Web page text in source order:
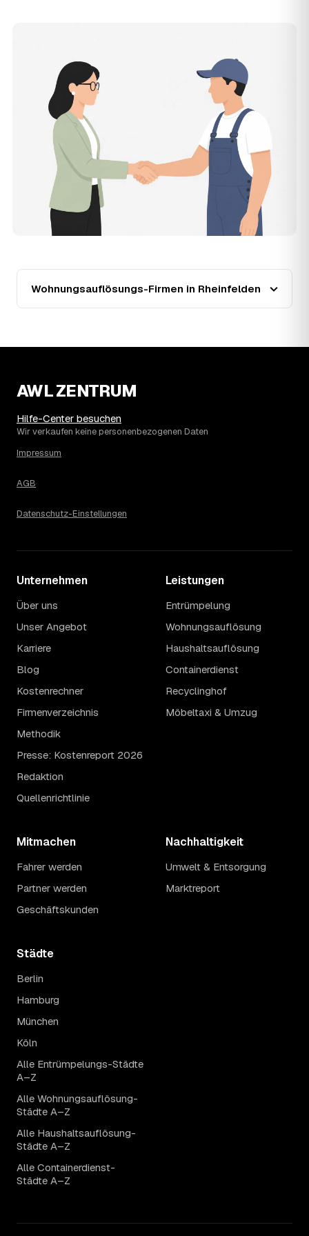
Werden Wohnungsauflösungen in Rheinfelden
teurer?
Seit 2020 verlief die Preisentwicklung in Rheinfelden
steigend (+37 %), mit dem bisherigen Höchststand im Jahr
2024. Eine Prognose lässt sich daraus nicht ableiten,
aber wer frühzeitig anfragt, sichert sich das aktuelle
Preisniveau als Festpreis — unabhängig von der weiteren
Marktentwicklung.
Warum liegt die Preisspanne zwischen 750 und
2.810 € in Rheinfelden?
Die Spanne ergibt sich vor allem aus Wohnfläche und
Möblierungsgrad: Eine kleine, kaum möblierte Wohnung
Endpreis zusätzlich. Den genauen Betrag für Ihre
Wohnung erfahren Sie erst nach einer kurzen,
Wohnungsauflösungs-Firmen in Rheinfelden
AWL ZENTRUM
Hilfe-Center besuchen
Wir verkaufen keine personenbezogenen Daten
Impressum
AGB
Datenschutz-Einstellungen
Unternehmen
Über uns
Unser Angebot
Karriere
Blog
Kostenrechner
Firmenverzeichnis
Methodik
Presse: Kostenreport 2026
Redaktion
Quellenrichtlinie
Leistungen
Entrümpelung
Wohnungsauflösung
Haushaltsauflösung
Containerdienst
Recyclinghof
Möbeltaxi & Umzug
Mitmachen
Fahrer werden
Partner werden
Geschäftskunden
Nachhaltigkeit
Umwelt & Entsorgung
Marktreport
Städte
Berlin
Hamburg
München
Köln
Alle Entrümpelungs-Städte
A–Z
Alle Wohnungsauflösung-
Städte A–Z
Alle Haushaltsauflösung-
Städte A–Z
Alle Containerdienst-
Städte A–Z